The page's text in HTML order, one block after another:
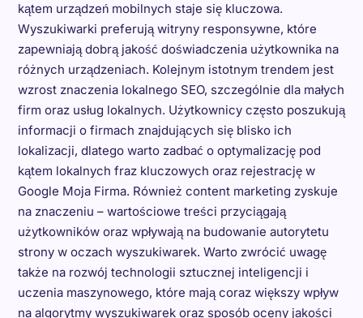
kątem urządzeń mobilnych staje się kluczowa.
Wyszukiwarki preferują witryny responsywne, które
zapewniają dobrą jakość doświadczenia użytkownika na
różnych urządzeniach. Kolejnym istotnym trendem jest
wzrost znaczenia lokalnego SEO, szczególnie dla małych
firm oraz usług lokalnych. Użytkownicy często poszukują
informacji o firmach znajdujących się blisko ich
lokalizacji, dlatego warto zadbać o optymalizację pod
kątem lokalnych fraz kluczowych oraz rejestrację w
Google Moja Firma. Również content marketing zyskuje
na znaczeniu – wartościowe treści przyciągają
użytkowników oraz wpływają na budowanie autorytetu
strony w oczach wyszukiwarek. Warto zwrócić uwagę
także na rozwój technologii sztucznej inteligencji i
uczenia maszynowego, które mają coraz większy wpływ
na algorytmy wyszukiwarek oraz sposób oceny jakości